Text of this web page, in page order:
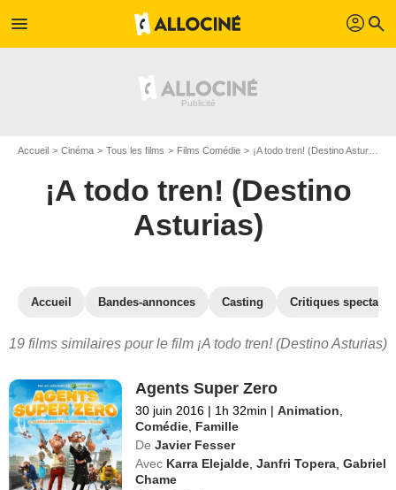
menu profil search
Accueil Cinéma Tous les films Films Comédie ¡A todo tren! (Destino Asturias)
¡A todo tren! (Destino
Asturias)
Accueil Bandes-annonces Casting Critiques
19 films similaires pour le film ¡A todo tren! (Destino Asturias)
Agents Super Zero
30 juin 2016 | 1h 32min | Animation
Comédie Famille
De Javier Fesser
Avec Karra Elejalde ,Janfri Topera ,Gabriel
Chame